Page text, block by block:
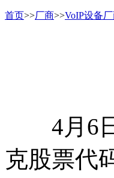
首页>>厂商>>VoIP设备
4月6日
克股票代